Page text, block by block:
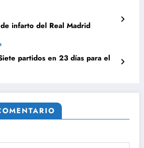
infarto del Real Madrid
partidos en 23 días para el